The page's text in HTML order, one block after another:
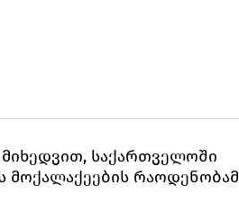
საქართველოში
მოქალაქეების რაოდენობამ